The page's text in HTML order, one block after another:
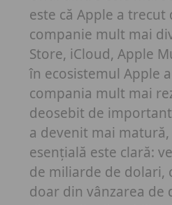
este că Apple a
companie mult mai
Store, iCloud, Apple
în ecosistemul Apple
compania mult mai
deosebit de
a devenit mai
esențială este clară:
de miliarde de dolari,
doar din vânzarea de